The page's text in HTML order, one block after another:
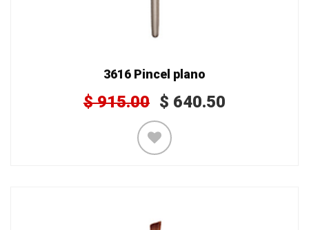
3616 Pincel plano
$915.00 $ 640.50